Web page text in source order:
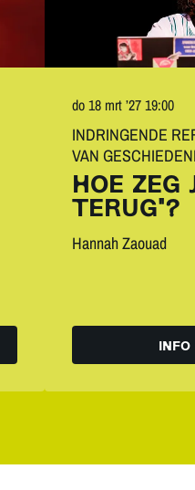
HOE ZEG
TERUG"?
Hannah Zaouad
INDRINGENDE
VAN
do 18 mrt ’2719:00